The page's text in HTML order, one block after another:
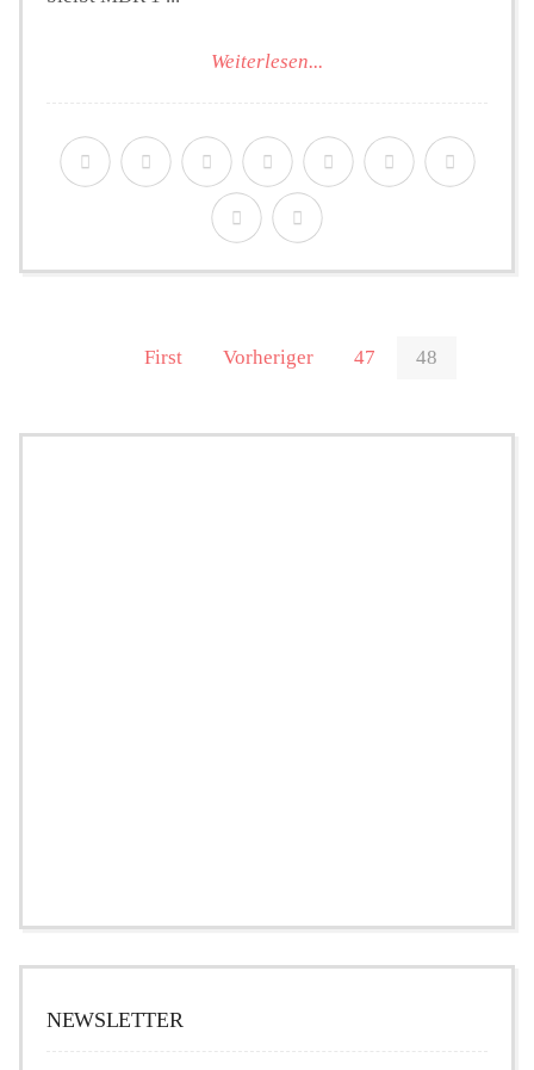
Weiterlesen...
First Vorheriger 47 48
NEWSLETTER